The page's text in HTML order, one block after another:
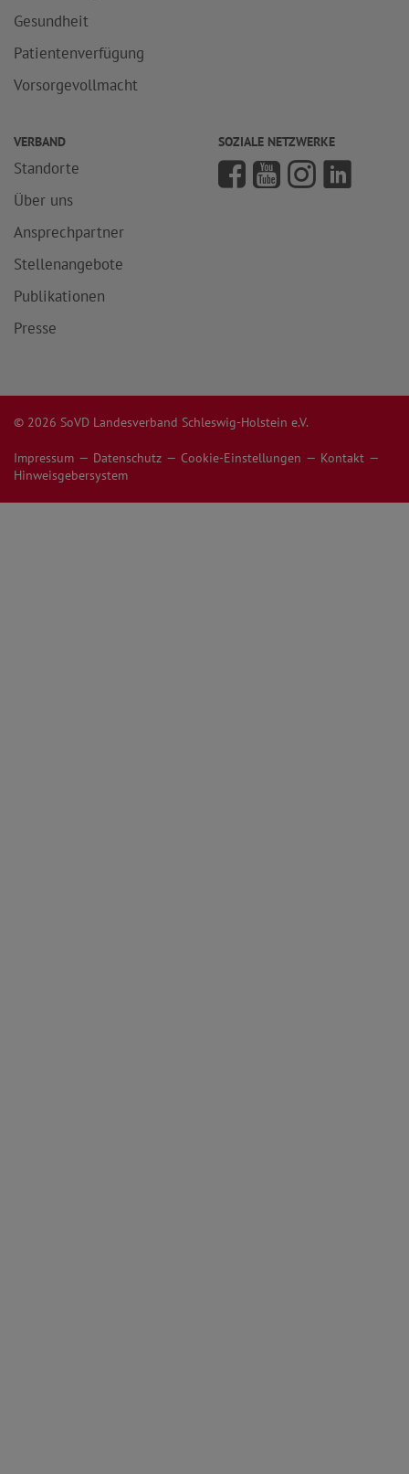
Gesundheit
Patientenverfügung
Vorsorgevollmacht
VERBAND
Standorte
Über uns
Ansprechpartner
Stellenangebote
Publikationen
Presse
SOZIALE NETZWERKE
© 2026 SoVD Landesverband Schleswig-Holstein e.V.
Impressum Datenschutz Cookie-Einstellungen
Kontakt
Hinweisgebersystem